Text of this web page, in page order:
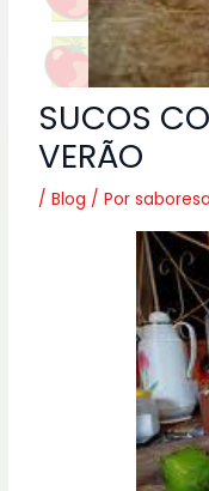
SUCOS
VERÃO
/Blog / Por